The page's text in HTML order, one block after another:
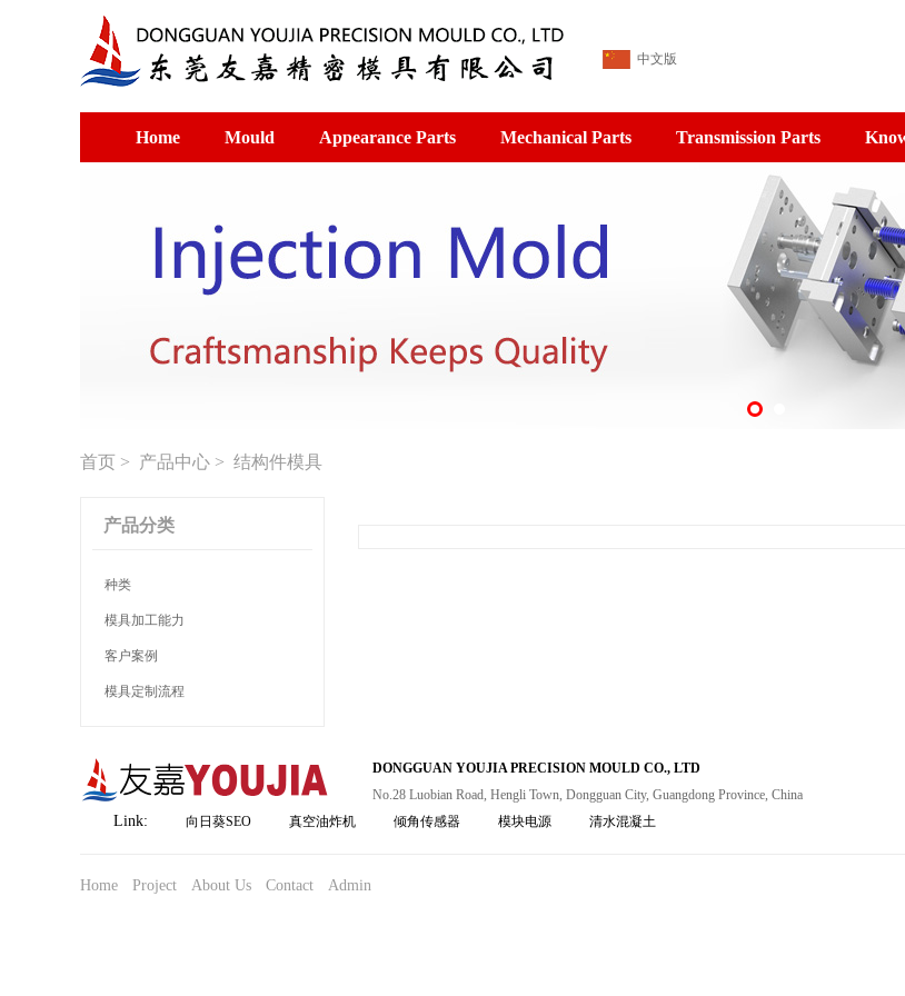
中文版
Home Mould Appearance Parts Mechanical Parts Transmission Parts
首页 > 产品中心 > 结构件模具
产品分类
种类
模具加工能力
客户案例
模具定制流程
DONGGUAN YOUJIA PRECISION MOULD CO., LTD
No.28 Luobian Road, Hengli Town, Dongguan City, Guangdong Province, China
Link: 向日葵SEO 真空油炸机 倾角传感器 模块电源 清水混凝土
Home Project About Us Contact Admin